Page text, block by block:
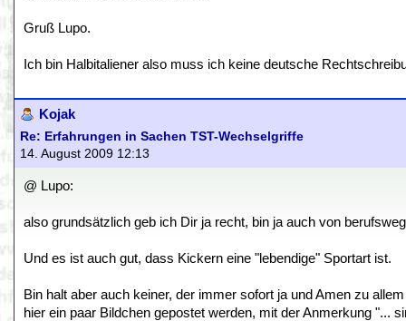
Gruß Lupo.
Ich bin Halbitaliener also muss ich keine deutsche
Kojak
Re: Erfahrungen in Sachen TST-Wechselgriffe
14. August 2009 12:13
@ Lupo:
also grundsätzlich geb ich Dir ja recht, bin ja auch von
Und es ist auch gut, dass Kickern eine "lebendige" Sportart ist.
Bin halt aber auch keiner, der immer sofort ja und Amen zu
hier ein paar Bildchen gepostet werden, mit der Anmerkung "...